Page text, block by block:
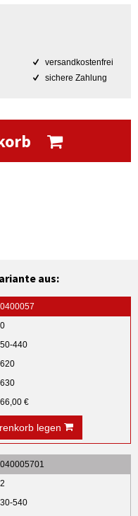
versandkostenfrei
sichere Zahlung
aus:
440
€
legen
540